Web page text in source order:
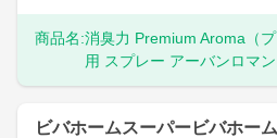
商品名:消臭力 Premium Aroma（
用 スプレー アーバンロマン
ビバホームスーパービバホー